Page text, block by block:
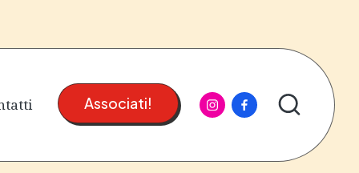
Associati! instagramfacebook